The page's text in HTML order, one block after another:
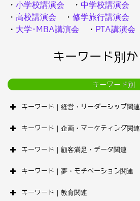
・ 小学校講演会 ・ 中学校講演会
・ 高校講演会 ・ 修学旅行講演会
・ 大学･MBA講演会 ・ PTA講演会
キーワード別
キーワード別
キーワード｜経営・リーダーシップ関連
キーワード｜企画・マーケティング関連
キーワード｜顧客満足・データ関連
キーワード｜夢・モチベーション関連
キーワード｜教育関連